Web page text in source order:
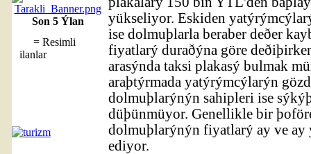
Son 5 Ýlan
= Resimli
ilanlar
yükseliyor. Eskiden
ise dolmuþlarla beraber deðer
fiyatlarý duraðýna göre
arasýnda taksi plakasý bulmak
araþtýrmada yatýrýmcýlarýn
dolmuþlarýnýn sahipleri ise
düþünmüyor. Genellikle bir
dolmuþlarýnýn fiyatlarý ay ve ay
ediyor.